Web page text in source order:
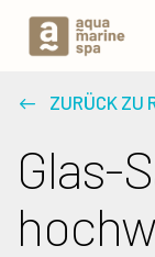
ZURÜCK ZU
Glas-